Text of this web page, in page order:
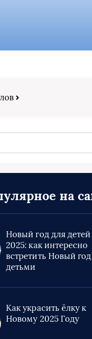
на
Новый год для детей
2025: как интересно
встретить Новый
детьми
Как украсить ёлку к
Новому 2025 Году